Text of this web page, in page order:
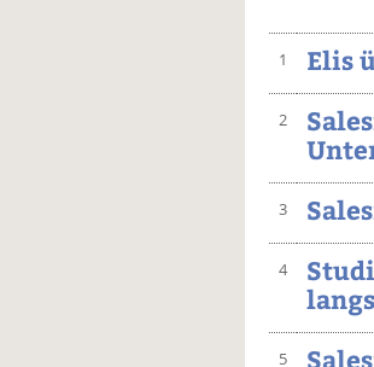
1 Elis
2
3
4
5